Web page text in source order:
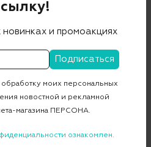
НОСИТЬ
и промоакциях
моих персональных
новостной и рекламной
магазина ПЕРСОНА.
ознакомлен.